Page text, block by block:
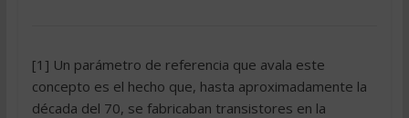
[1] Un parámetro de referencia que avala este
concepto es el hecho que, hasta aproximadamente la
década del 70, se fabricaban transistores en la